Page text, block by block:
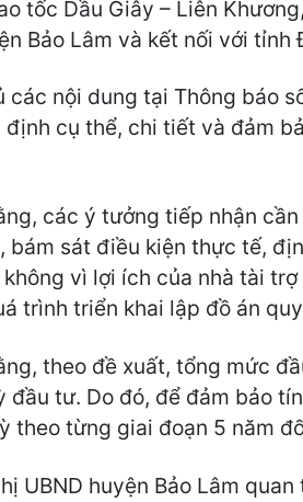
tốc Dầu Giây – Liên
Bảo Lâm và kết nối với tỉnh
nội dung tại Thông báo
cụ thể, chi tiết và đảm
các ý tưởng tiếp nhận
sát điều kiện thực tế,
vì lợi ích của nhà tài
trình triển khai lập đồ án
theo đề xuất, tổng mức
tư. Do đó, để đảm bảo
theo từng giai đoạn 5 năm
UBND huyện Bảo Lâm